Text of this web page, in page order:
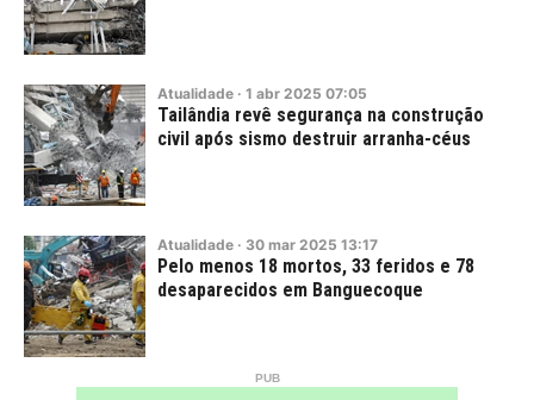
Atualidade · 1 abr 2025 07:05
Tailândia revê segurança na construção
civil após sismo destruir arranha-céus
Atualidade · 30 mar 2025 13:17
Pelo menos 18 mortos, 33 feridos e 78
desaparecidos em Banguecoque